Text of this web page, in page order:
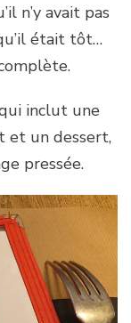
n’y avait pas
était tôt…
inclut une
et un dessert,
pressée.